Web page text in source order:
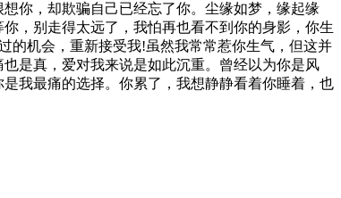
你，却欺骗自己已经忘了你。尘缘如梦，缘起缘
，别走得太远了，我怕再也看不到你的身影，你生
的机会，重新接受我!虽然我常常惹你生气，但这并
是真，爱对我来说是如此沉重。曾经以为你是风
我最痛的选择。你累了，我想静静看着你睡着，也